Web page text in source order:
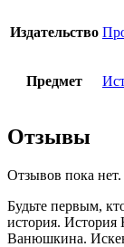
Издательство
Предмет
Отзывы
Отзывов пока нет.
Будьте первым,
история. История
Ванюшкина.